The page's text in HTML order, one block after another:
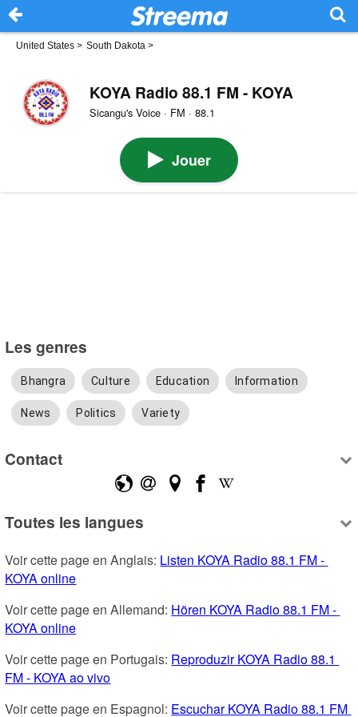
United States > South Dakota >
KOYA Radio 88.1 FM - KOYA
Sicangu's Voice · FM · 88.1
Jouer
Les genres
Bhangra Culture Education Information
News Politics Variety
Contact
Toutes les langues
Voir cette page en Anglais: Listen KOYA Radio 88.1 FM -
KOYA online
Voir cette page en Allemand: Hören KOYA Radio 88.1 FM -
KOYA online
Voir cette page en Portugais: Reproduzir KOYA Radio 88.1
FM - KOYA ao vivo
Voir cette page en Espagnol: Escuchar KOYA Radio 88.1 FM